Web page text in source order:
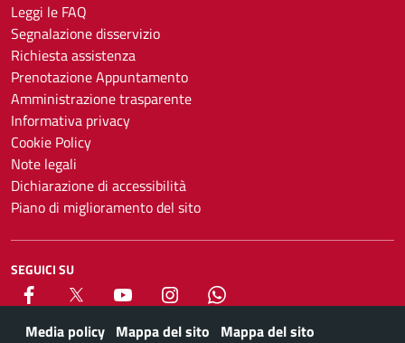
Leggi le FAQ
Segnalazione disservizio
Richiesta assistenza
Prenotazione Appuntamento
Amministrazione trasparente
Informativa privacy
Cookie Policy
Note legali
Dichiarazione di accessibilità
Piano di miglioramento del sito
SEGUICI SU
Facebook YouTube Instagram
Media policy Mappa del sito Mappa del sito